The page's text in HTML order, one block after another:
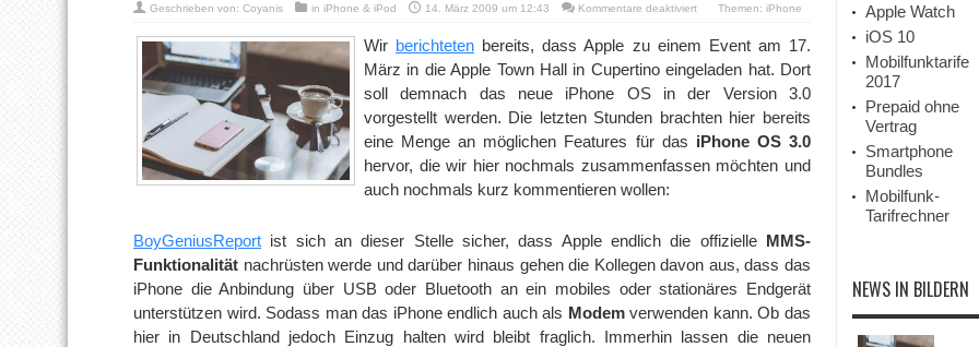
Geschrieben von: Coyanis in iPhone & iPod 14. März 2009 um 12:43 Kommentare deaktiviertfür
OS
3.0:
Mögliche
zusammengefasst!
Themen: iPhone
Wir berichteten bereits, dass Apple zu einem Event am 17.
März in die Apple Town Hall in Cupertino eingeladen hat. Dort
soll demnach das neue iPhone OS in der Version 3.0
vorgestellt werden. Die letzten Stunden brachten hier bereits
eine Menge an möglichen Features für das iPhone OS 3.0
hervor, die wir hier nochmals zusammenfassen möchten und
auch nochmals kurz kommentieren wollen:
BoyGeniusReport ist sich an dieser Stelle sicher, dass Apple endlich die offizielle MMS-
Funktionalität nachrüsten werde und darüber hinaus gehen die Kollegen davon aus, dass das
iPhone die Anbindung über USB oder Bluetooth an ein mobiles oder stationäres Endgerät
unterstützen wird. Sodass man das iPhone endlich auch als Modemverwenden kann. Ob das
hier in Deutschland jedoch Einzug halten wird bleibt fraglich. Immerhin lassen die neuen
Apple Watch
iOS 10
Mobilfunktarife
2017
Prepaid ohne
Vertrag
Smartphone
Bundles
Mobilfunk-
Tarifrechner
NEWS IN BILDERN